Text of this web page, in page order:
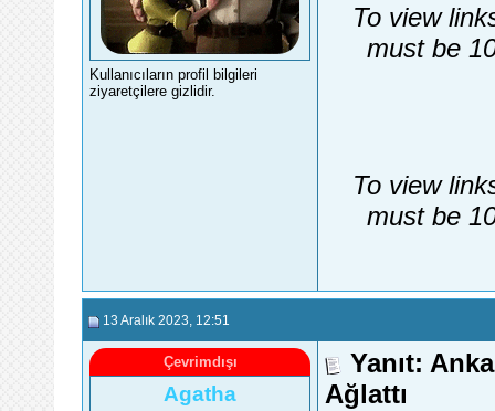
Kullanıcıların profil bilgileri
ziyaretçilere gizlidir.
To view
must be
To view
must be
13 Aralık 2023 , 12:51
Çevrimdışı
Agatha
Yanıt:
Ağlattı